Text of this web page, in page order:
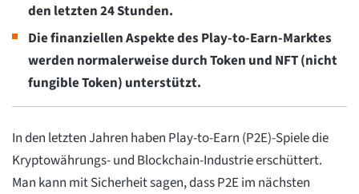
den letzten 24 Stunden.
Die finanziellen Aspekte des Play-to-Earn-Marktes
werden normalerweise durch Token und NFT (nicht
fungible Token) unterstützt.
In den letzten Jahren haben Play-to-Earn (P2E)-Spiele die
Kryptowährungs- und Blockchain-Industrie erschüttert.
Man kann mit Sicherheit sagen, dass P2E im nächsten